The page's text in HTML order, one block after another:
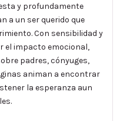
y profundamente
a un ser querido que
Con sensibilidad y
el impacto emocional,
padres, cónyuges,
animan a encontrar
la esperanza aun